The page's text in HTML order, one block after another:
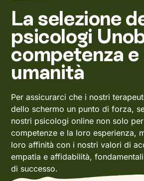
La selezione
psicologi
competenza e
umanità
Per assicurarci che i nostri
dello schermo un punto di forza,
nostri psicologi online non solo
competenze e la loro esperienza,
loro affinità con i nostri valori di
empatia e affidabilità,
di successo.